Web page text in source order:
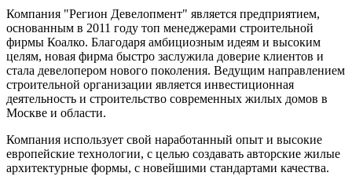
Компания "Регион Девелопмент" является предприятием,
основанным в 2011 году топ менеджерами строительной
фирмы Коалко. Благодаря амбициозным идеям и высоким
целям, новая фирма быстро заслужила доверие клиентов и
стала девелопером нового поколения. Ведущим направлением
строительной организации является инвестиционная
деятельность и строительство современных жилых домов в
Москве и области.
Компания использует свой наработанный опыт и высокие
европейские технологии, с целью создавать авторские жилые
архитектурные формы, с новейшими стандартами качества.